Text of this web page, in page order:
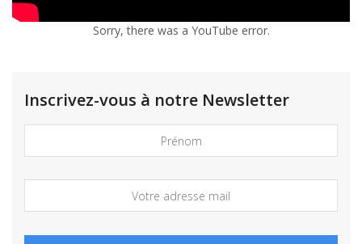
Sorry, there was a YouTube error.
Inscrivez-vous à notre Newsletter